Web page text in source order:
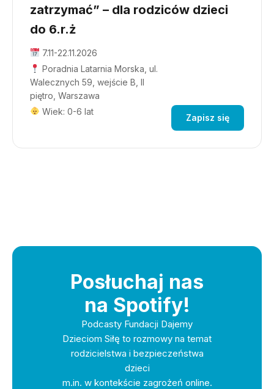
zatrzymać” – dla rodziców dzieci
do 6.r.ż
7.11-22.11.2026
Poradnia Latarnia Morska, ul.
Walecznych 59, wejście B, II
piętro, Warszawa
Wiek: 0-6 lat
Zapisz się
Posłuchaj nas
na Spotify!
Podcasty Fundacji Dajemy
Dzieciom Siłę to rozmowy na temat
rodzicielstwa i bezpieczeństwa
dzieci
m.in. w kontekście zagrożeń online.